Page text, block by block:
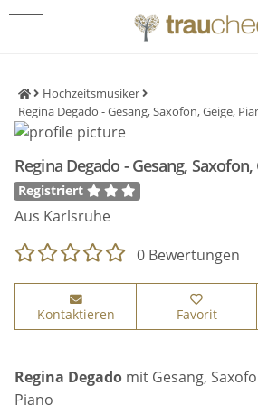
Hochzeitsmusiker
Regina Degado - Gesang, Saxofon, Geige,
Regina Degado - Gesang,
Registriert
Aus Karlsruhe
0 Bewertungen
Kontaktieren Favorit
Regina Degado mit Gesang,
Piano